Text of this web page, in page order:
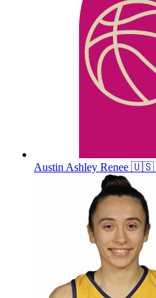
AustinAshley Renee 🇺🇸